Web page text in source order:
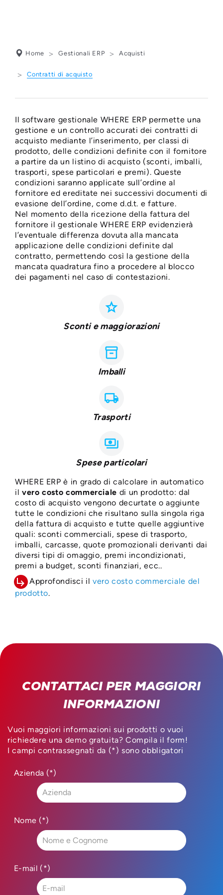
ACQUISTO
FORNITORI
Home Gestionali ERP Acquisti
Contratti di acquisto
Il software gestionale WHERE ERP permette una
gestione e un controllo accurati dei contratti di
acquisto mediante l’inserimento, per classi di
prodotto, delle condizioni definite con il fornitore
a partire da un listino di acquisto (sconti, imballi,
trasporti, spese particolari e premi). Queste
condizioni saranno applicate sull’ordine al
fornitore ed ereditate nei successivi documenti di
evasione dell’ordine, come d.d.t. e fatture.
Nel momento della ricezione della fattura del
fornitore il gestionale WHERE ERP evidenzierà
l’eventuale differenza dovuta alla mancata
applicazione delle condizioni definite dal
contratto, permettendo così la gestione della
mancata quadratura fino a procedere al blocco
dei pagamenti nel caso di contestazioni.
grade
Sconti e maggiorazioni
inventory_2
Imballi
local_shipping
Trasporti
payments
Spese particolari
WHERE ERP è in grado di calcolare in automatico
il vero costo commerciale di un prodotto: dal
costo di acquisto vengono decurtate o aggiunte
tutte le condizioni che risultano sulla singola riga
della fattura di acquisto e tutte quelle aggiuntive
quali: sconti commerciali, spese di trasporto,
imballi, carcasse, quote promozionali derivanti dai
diversi tipi di omaggio, premi incondizionati,
premi a budget, sconti finanziari, ecc..
subdirectory_arrow_right Approfondisci il vero costo commerciale del
prodotto.
CONTATTACI PER MAGGIORI
INFORMAZIONI
Vuoi maggiori informazioni sui prodotti o vuoi
richiedere una demo gratuita? Compila il form!
I campi contrassegnati da (*) sono obbligatori
Azienda (*)
Nome (*)
E-mail (*)